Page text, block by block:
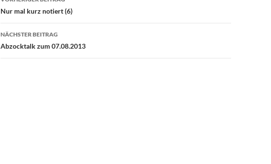
Nur mal kurz notiert (6)
NÄCHSTER BEITRAG
Abzocktalk zum 07.08.2013